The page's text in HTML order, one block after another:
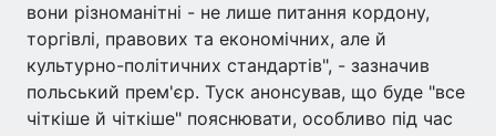
вони різноманітні - не лише питання кордону,
торгівлі, правових та економічних, але й
культурно-політичних стандартів", - зазначив
польський прем'єр. Туск анонсував, що буде "все
чіткіше й чіткіше" пояснювати, особливо під час